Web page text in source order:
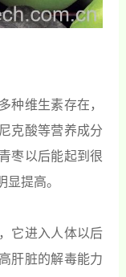
种维生素存在，
克酸等营养成分
枣以后能起到很
提高。
它进入人体以后
肝脏的解毒能力